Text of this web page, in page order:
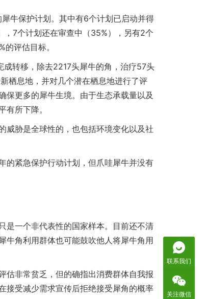
牛保护计划。其中有6个计划已启动并得
7个计划还在审查中（35%），另有2个
评估目标。
转移，除去2217头犀牛的角，治疗57头
栖息地，并对几个潜在栖息地进行了评
保更多的犀牛生境。由于生态承载量以及
所下降。
威胁是全球性的，也包括环境变化以及社
的紧急保护行动计划，但爪哇犀牛并没有
是一个非代表性的国家样本。目前还不清
牛角利用群体也可能鼓吹他人将犀牛角用
估非常贫乏，但的确指出消费群体自我报
接受减少需求宣传后拒绝接受犀角的概率
联系我们
关注微信